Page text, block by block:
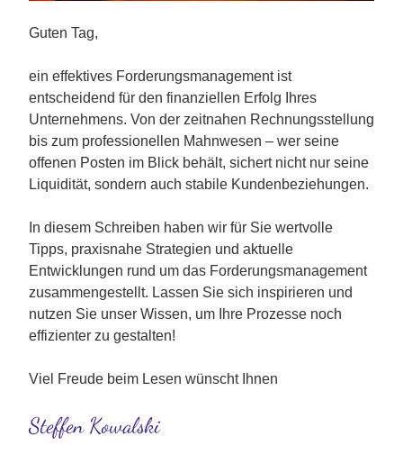
Guten Tag,
ein effektives Forderungsmanagement ist
entscheidend für den finanziellen Erfolg Ihres
Unternehmens. Von der zeitnahen Rechnungsstellung
bis zum professionellen Mahnwesen – wer seine
offenen Posten im Blick behält, sichert nicht nur seine
Liquidität, sondern auch stabile Kundenbeziehungen.
In diesem Schreiben haben wir für Sie wertvolle
Tipps, praxisnahe Strategien und aktuelle
Entwicklungen rund um das Forderungsmanagement
zusammengestellt. Lassen Sie sich inspirieren und
nutzen Sie unser Wissen, um Ihre Prozesse noch
effizienter zu gestalten!
Viel Freude beim Lesen wünscht Ihnen
Steffen Kowalski